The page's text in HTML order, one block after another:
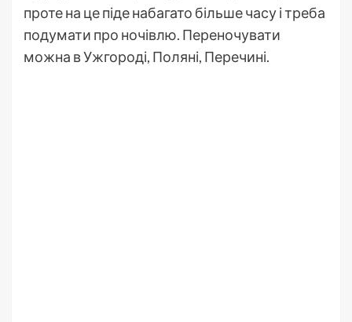
проте на це піде набагато більше часу і треба
подумати про ночівлю. Переночувати
можна в Ужгороді, Поляні, Перечині.